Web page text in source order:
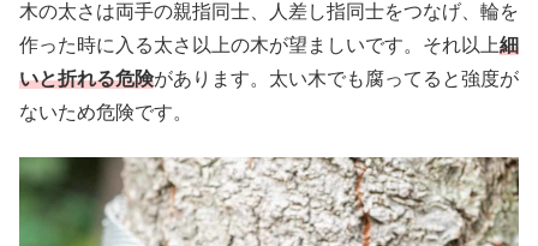
木の太さは両手の親指同士、人差し指同士をつなげ、輪を
作った時に入る太さ以上の木が望ましいです。それ以上細
いと折れる危険があります。太い木でも腐ってると強度が
ないため危険です。